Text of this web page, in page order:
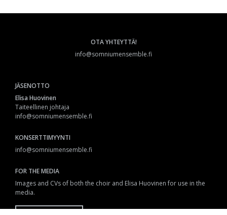
OTA YHTEYTTÄ!
info@somniumensemble.fi
JÄSENOTTO
Elisa Huovinen
Taiteellinen johtaja
info@somniumensemble.fi
KONSERTTIMYYNTI
info@somniumensemble.fi
FOR THE MEDIA
Images and CVs of both the choir and Elisa Huovinen for use in the
media.